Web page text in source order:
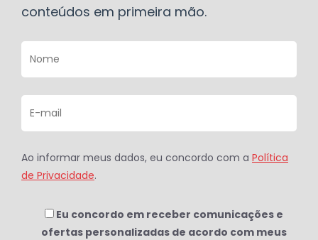
conteúdos em primeira mão.
Ao informar meus dados, eu concordo com a Política
de Privacidade.
Eu concordo em receber comunicações e
ofertas personalizadas de acordo com meus